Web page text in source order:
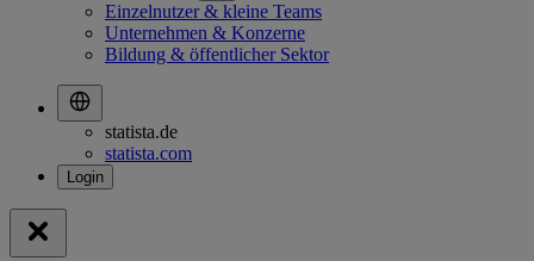
Einzelnutzer & kleine Teams
Unternehmen & Konzerne
Bildung & öffentlicher Sektor
statista.de
statista.com